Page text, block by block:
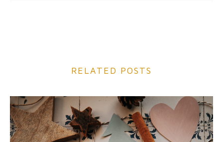
RELATED POSTS